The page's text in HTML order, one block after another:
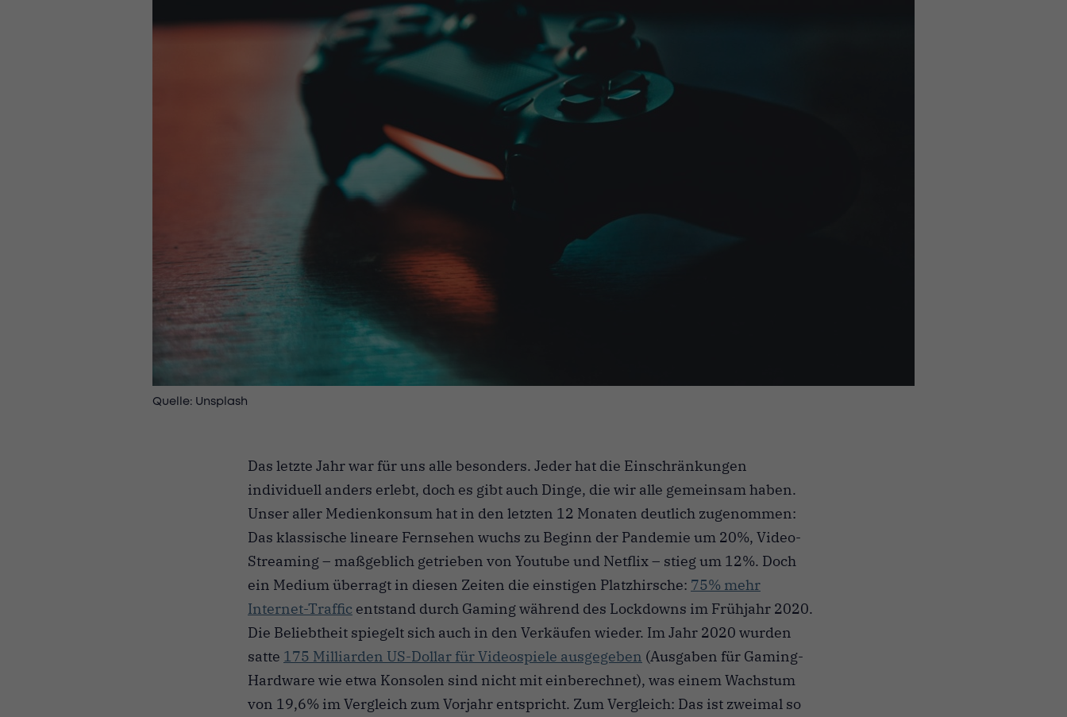
Quelle: Unsplash
Das letzte Jahr war für uns alle besonders. Jeder hat die Einschränkungen
individuell anders erlebt, doch es gibt auch Dinge, die wir alle gemeinsam haben.
Unser aller Medienkonsum hat in den letzten 12 Monaten deutlich zugenommen:
Das klassische lineare Fernsehen wuchs zu Beginn der Pandemie um 20%, Video-
Streaming – maßgeblich getrieben von Youtube und Netflix – stieg um 12%. Doch
ein Medium überragt in diesen Zeiten die einstigen Platzhirsche: 75% mehr
Internet-Traffic entstand durch Gaming während des Lockdowns im Frühjahr 2020.
Die Beliebtheit spiegelt sich auch in den Verkäufen wieder. Im Jahr 2020 wurden
satte 175 Milliarden US-Dollar für Videospiele ausgegeben (Ausgaben für Gaming-
Hardware wie etwa Konsolen sind nicht mit einberechnet), was einem Wachstum
von 19,6% im Vergleich zum Vorjahr entspricht. Zum Vergleich: Das ist zweimal so